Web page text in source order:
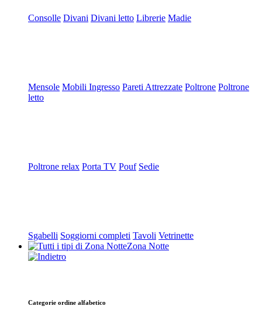
Consolle Divani Divani letto Librerie Madie
Mensole Mobili Ingresso Pareti Attrezzate Poltrone Poltrone
letto
Poltrone relax Porta TV Pouf Sedie
Sgabelli Soggiorni completi Tavoli Vetrinette
Zona Notte
Categorie ordine alfabetico